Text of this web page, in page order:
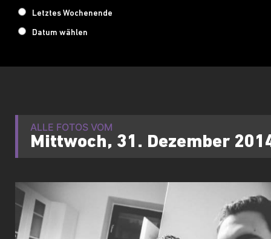
Letztes Wochenende
Datum wählen
ALLE FOTOS VOM
Mittwoch, 31. Dezember